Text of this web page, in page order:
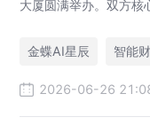
大厦圆满举办。双方核
享”为原则构建长期共
佳实践和世界一流财
金蝶AI星辰 智能
2026-06-26